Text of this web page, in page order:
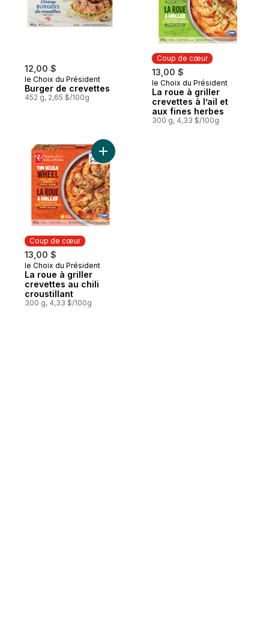
12,00 $
le Choix du Président
Burger de crevettes
452 g, 2,65 $/100g
Coup de cœur
13,00 $
Coup de cœur
le Choix du Président
La roue à griller
crevettes à l’ail et
aux fines herbes
300 g, 4,33 $/100g
Coup de cœur
13,00 $
Coup de cœur
le Choix du Président
La roue à griller
crevettes au chili
croustillant
300 g, 4,33 $/100g
Ajouter La roue à griller crevettes au chili